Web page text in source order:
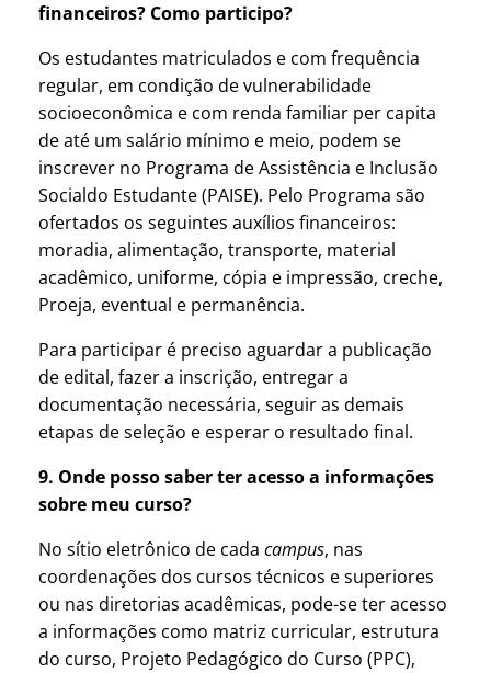
financeiros? Como participo?
Os estudantes matriculados e com frequência
regular, em condição de vulnerabilidade
socioeconômica e com renda familiar per capita
de até um salário mínimo e meio, podem se
inscrever no Programa de Assistência e Inclusão
Socialdo Estudante (PAISE). Pelo Programa são
ofertados os seguintes auxílios financeiros:
moradia, alimentação, transporte, material
acadêmico, uniforme, cópia e impressão, creche,
Proeja, eventual e permanência.
Para participar é preciso aguardar a publicação
de edital, fazer a inscrição, entregar a
documentação necessária, seguir as demais
etapas de seleção e esperar o resultado final.
9. Onde posso saber ter acesso a informações
sobre meu curso?
No sítio eletrônico de cada campus, nas
coordenações dos cursos técnicos e superiores
ou nas diretorias acadêmicas, pode-se ter acesso
a informações como matriz curricular, estrutura
do curso, Projeto Pedagógico do Curso (PPC),